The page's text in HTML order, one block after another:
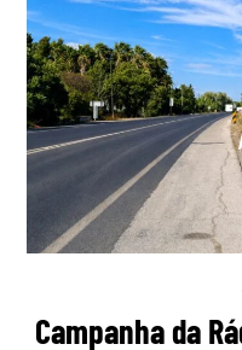
Campanha da